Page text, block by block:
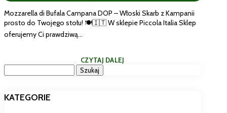
Mozzarella di Bufala Campana DOP – Włoski Skarb z Kampanii
prosto do Twojego stołu! 🍽️🇮🇹 W sklepie Piccola Italia Sklep
oferujemy Ci prawdziwą...
CZYTAJ DALEJ
KATEGORIE